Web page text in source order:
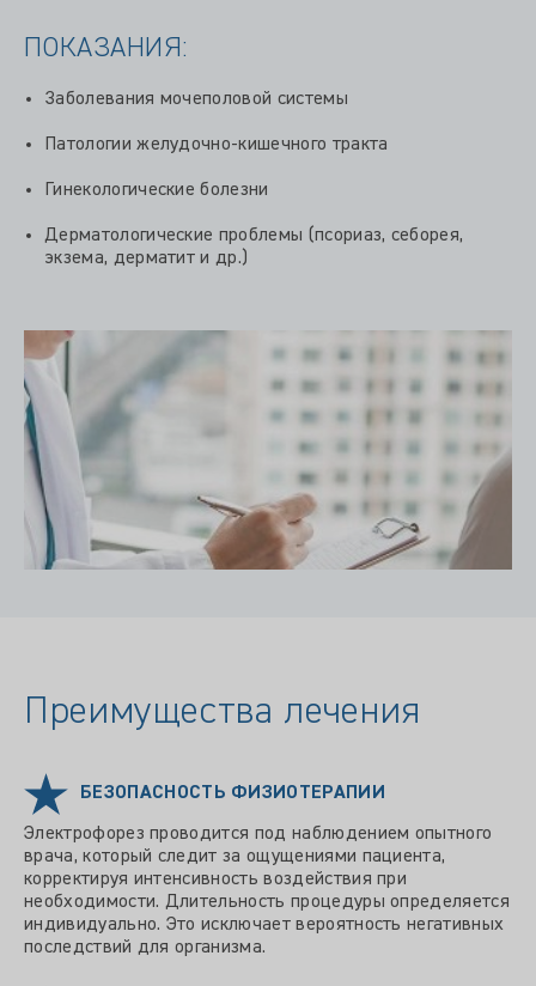
ПОКАЗАНИЯ:
Заболевания мочеполовой системы
Патологии желудочно-кишечного тракта
Гинекологические болезни
Дерматологические проблемы (псориаз, себорея,
экзема, дерматит и др.)
Преимущества лечения
БЕЗОПАСНОСТЬ ФИЗИОТЕРАПИИ
Электрофорез проводится под наблюдением опытного
врача, который следит за ощущениями пациента,
корректируя интенсивность воздействия при
необходимости. Длительность процедуры определяется
индивидуально. Это исключает вероятность негативных
последствий для организма.